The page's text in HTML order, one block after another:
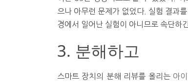
으나 아무런 문제가 없었다. 실험 결과
경에서 일어난 실험이 아니므로 속단하
3. 분해하고
스마트 장치의 분해 리뷰를 올리는 아